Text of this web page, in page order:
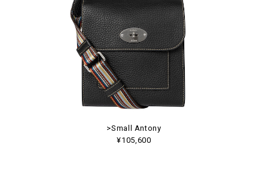
>Small Antony
¥105,600